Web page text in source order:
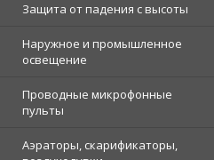
Защита от падения с высоты
Наружное и промышленное
освещение
Проводные микрофонные
пульты
Аэраторы, скарификаторы,